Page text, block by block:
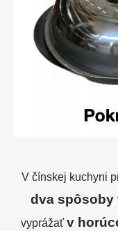
V čínskej kuchyni
dva spôsoby
vyprážať v